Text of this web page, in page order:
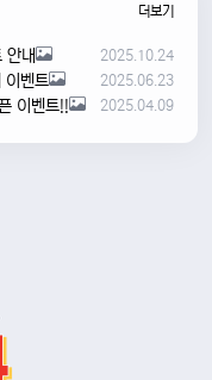
더보기
안내 2025.10.24
이벤트 2025.06.23
이벤트!! 2025.04.09